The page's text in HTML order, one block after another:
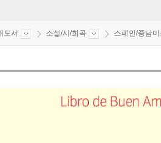
도서 소설/시/희곡 스페인/중남미